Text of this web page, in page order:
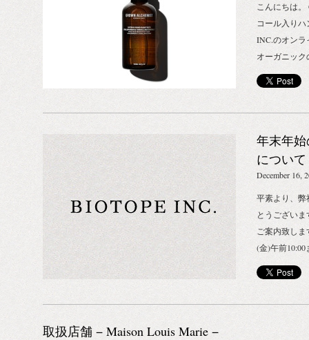
用いただけ
ております
ね！ ハイド
ル70%配合
ェル 500mlポ
ル・ハンドク
（税抜） 【
ALCHEMIST
の季節にオス
ト」をプレゼ
フェイシャ
リペア クリ
洗顔料) 3.ブ
らに！
購入の方に
をあげてみ
こんにちは
コール入り
INC.のオンラ
オーガニッ
度（約70%
プのハンド
ませんが、手
手指消毒に
い日々。 不
製品の発売
BIOTOPE
のECサイト
5月11日週に
より再入荷の
再入荷通知は
年末年
につい
STORE】
December 16,
平素より、弊
とうござい
ご案内致しま
(金)午前
す。 それ以
日(月)より順
～2020年1
取扱店舗 − Maison Louis Marie −